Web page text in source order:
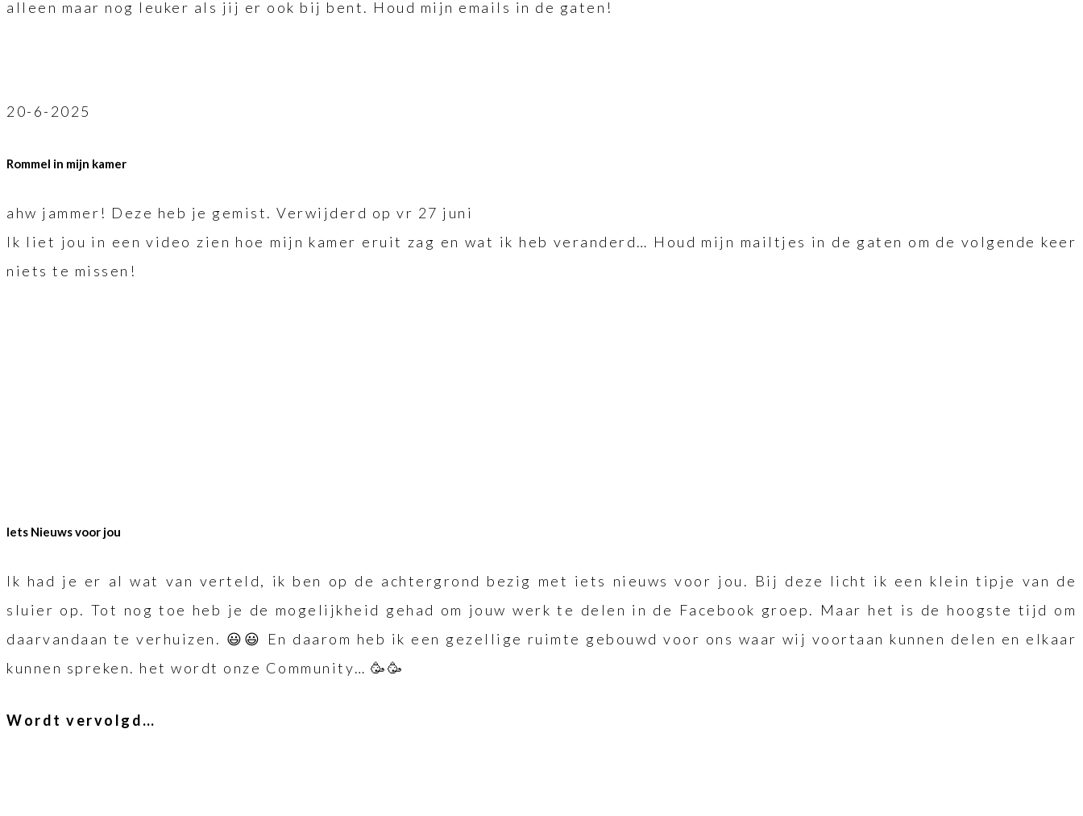
alleen maar nog leuker als jij er ook bij bent. Houd mijn emails in de gaten!
20-6-2025
Rommel in mijn kamer
ahw jammer! Deze heb je gemist. Verwijderd op vr 27 juni
Ik liet jou in een video zien hoe mijn kamer eruit zag en wat ik heb veranderd… Houd mijn mailtjes in de gaten om de volgende keer
niets te missen!
Iets Nieuws voor jou
Ik had je er al wat van verteld, ik ben op de achtergrond bezig met iets nieuws voor jou. Bij deze licht ik een klein tipje van de
sluier op. Tot nog toe heb je de mogelijkheid gehad om jouw werk te delen in de Facebook groep. Maar het is de hoogste tijd om
daarvandaan te verhuizen. 😃😃 En daarom heb ik een gezellige ruimte gebouwd voor ons waar wij voortaan kunnen delen en elkaar
kunnen spreken. het wordt onze Community… 🥳🥳
Wordt vervolgd…